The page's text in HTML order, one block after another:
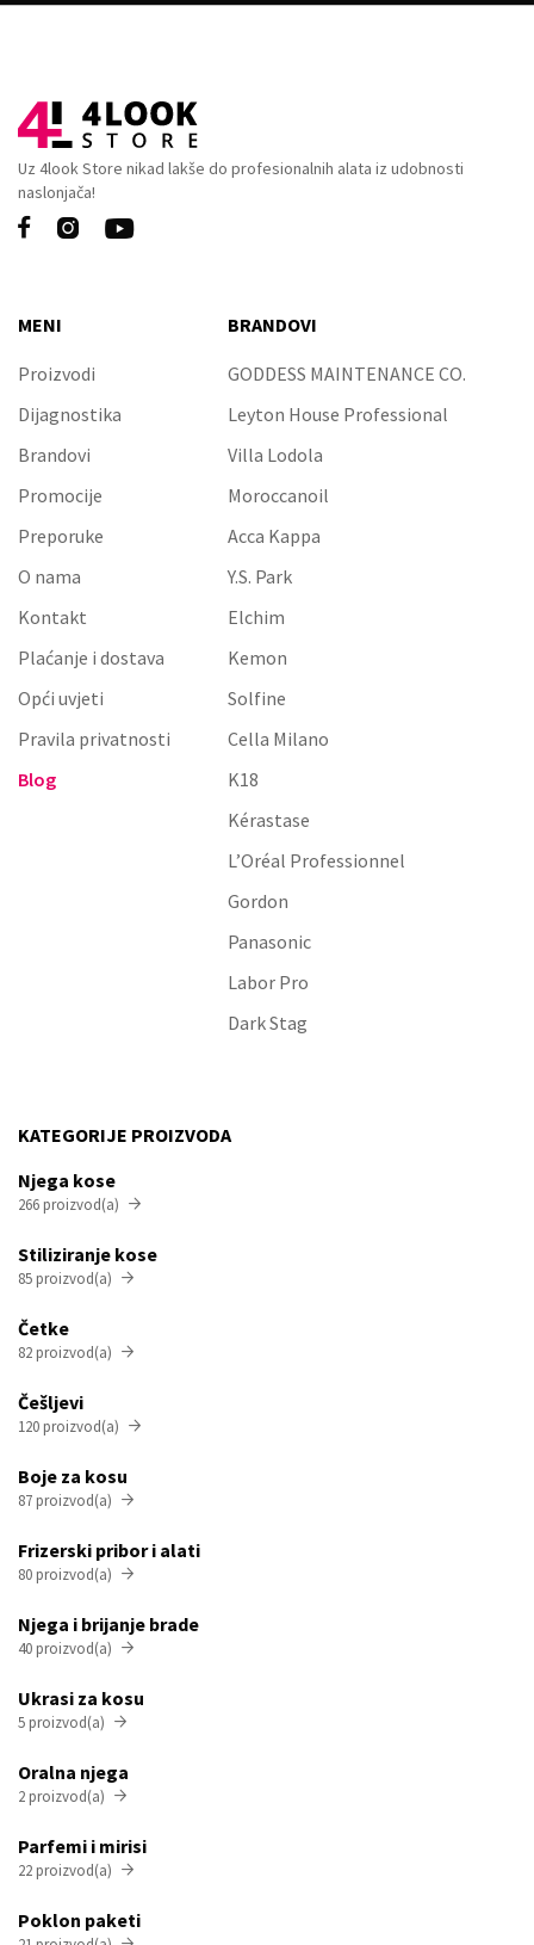
Uz 4look Store nikad lakše do profesionalnih alata iz udobnosti
naslonjača!
  
MENI
Proizvodi
Dijagnostika
Brandovi
Promocije
Preporuke
O nama
Kontakt
Plaćanje i dostava
Opći uvjeti
Pravila privatnosti
Blog
BRANDOVI
GODDESS MAINTENANCE CO.
Leyton House Professional
Villa Lodola
Moroccanoil
Acca Kappa
Y.S. Park
Elchim
Kemon
Solfine
Cella Milano
K18
Kérastase
L’Oréal Professionnel
Gordon
Panasonic
Labor Pro
Dark Stag
KATEGORIJE PROIZVODA
Njega kose
266 proizvod(a) 
Stiliziranje kose
85 proizvod(a) 
Četke
82 proizvod(a) 
Češljevi
120 proizvod(a) 
Boje za kosu
87 proizvod(a) 
Frizerski pribor i alati
80 proizvod(a) 
Njega i brijanje brade
40 proizvod(a) 
Ukrasi za kosu
5 proizvod(a) 
Oralna njega
2 proizvod(a) 
Parfemi i mirisi
22 proizvod(a) 
Poklon paketi